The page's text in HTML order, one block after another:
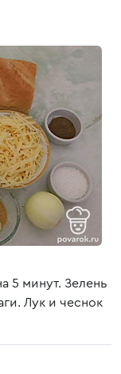
5 минут. Зелень
Лук и чеснок